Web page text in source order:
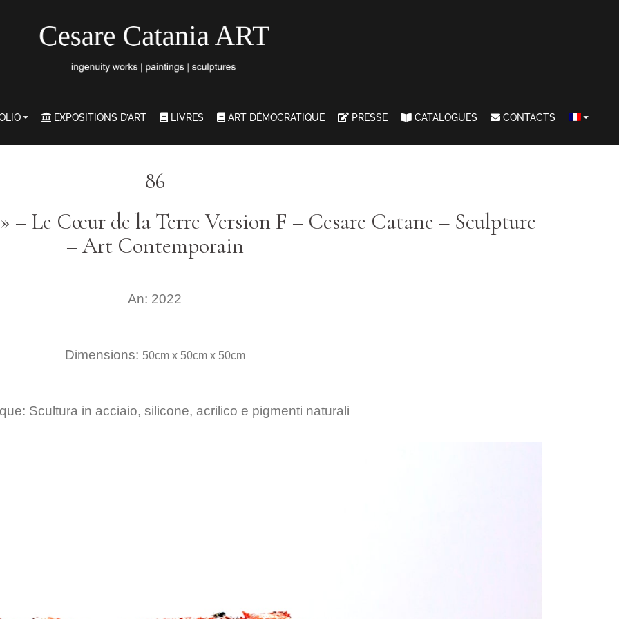
EXPOSITIONS D’ART LIVRES ART DÉMOCRATIQUE PRESSE CATALOGUES CONTACTS
86
– Le Cœur de la Terre Version F – Cesare Catane – Sculpture
– Art Contemporain
An: 2022
Dimensions: 50cm x 50cm x 50cm
Scultura in acciaio, silicone, acrilico e pigmenti naturali